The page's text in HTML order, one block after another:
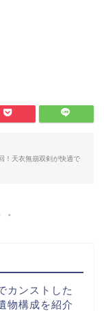
！天衣無崩双剣が快適で
カンストした
物構成を紹介